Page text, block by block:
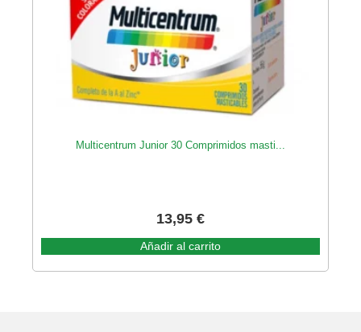
Multicentrum Junior 30 Comprimidos masti...
13,95 €
Añadir al carrito